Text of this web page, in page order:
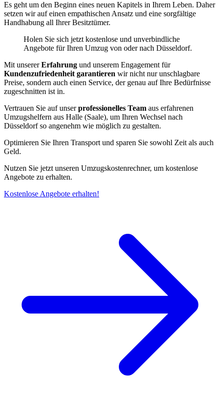
Es geht um den Beginn eines neuen Kapitels in Ihrem Leben. Daher
setzen wir auf einen empathischen Ansatz und eine sorgfältige
Handhabung all Ihrer Besitztümer.
Holen Sie sich jetzt kostenlose und unverbindliche
Angebote für Ihren Umzug von oder nach Düsseldorf.
Mit unsererErfahrung und unserem Engagement für
Kundenzufriedenheit garantieren wir nicht nur unschlagbare
Preise, sondern auch einen Service, der genau auf Ihre Bedürfnisse
zugeschnitten ist in.
Vertrauen Sie auf unserprofessionelles Team aus erfahrenen
Umzugshelfern aus Halle (Saale), um Ihren Wechsel nach
Düsseldorf so angenehm wie möglich zu gestalten.
Optimieren Sie Ihren Transport und sparen Sie sowohl Zeit als auch
Geld.
Nutzen Sie jetzt unseren Umzugskostenrechner, um kostenlose
Angebote zu erhalten.
Kostenlose Angebote erhalten!